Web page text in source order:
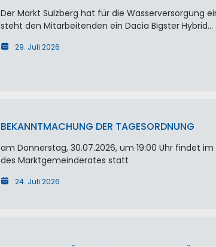
Der Markt Sulzberg hat für die Wasserversorgung
steht den Mitarbeitenden ein Dacia Bigster Hybrid…
29. Juli 2026
BEKANNTMACHUNG DER TAGESORDNUNG
am Donnerstag, 30.07.2026, um 19:00 Uhr findet
des Marktgemeinderates statt
24. Juli 2026